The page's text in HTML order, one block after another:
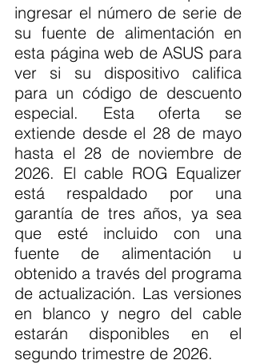
ingresar el número de serie de
su fuente de alimentación en
esta página web de ASUS para
ver si su dispositivo califica
para un código de descuento
especial. Esta oferta se
extiende desde el 28 de mayo
hasta el 28 de noviembre de
2026. El cable ROG Equalizer
está respaldado por una
garantía de tres años, ya sea
que esté incluido con una
fuente de alimentación u
obtenido a través del programa
de actualización. Las versiones
en blanco y negro del cable
estarán disponibles en el
segundo trimestre de 2026.